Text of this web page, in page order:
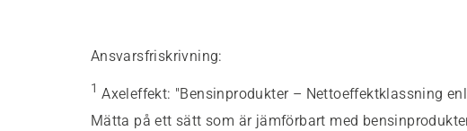
Ansvarsfriskrivning:
1 Axeleffekt: "Bensinprodukter – Nettoeffektklassning
Mätta på ett sätt som är jämförbart med